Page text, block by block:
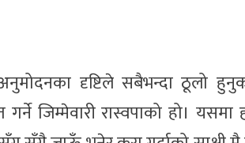
दृष्टिले सबैभन्दा ठूलो
जिम्मेवारी रास्वपाको हो। यसमा